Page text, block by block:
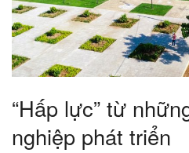
“Hấp lực” từ
nghiệp phát triển